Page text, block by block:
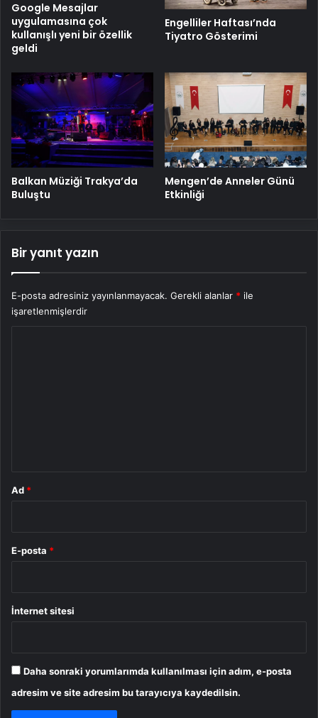
Google Mesajlar
uygulamasına çok
kullanışlı yeni bir özellik
geldi
Engelliler Haftası’nda
Tiyatro Gösterimi
Balkan Müziği Trakya’da
Buluştu
Mengen’de Anneler Günü
Etkinliği
Bir yanıt yazın
E-posta adresiniz yayınlanmayacak. Gerekli alanlar * ile
işaretlenmişlerdir
Ad *
E-posta *
İnternet sitesi
Daha sonraki yorumlarımda kullanılması için adım, e-posta
adresim ve site adresim bu tarayıcıya kaydedilsin.